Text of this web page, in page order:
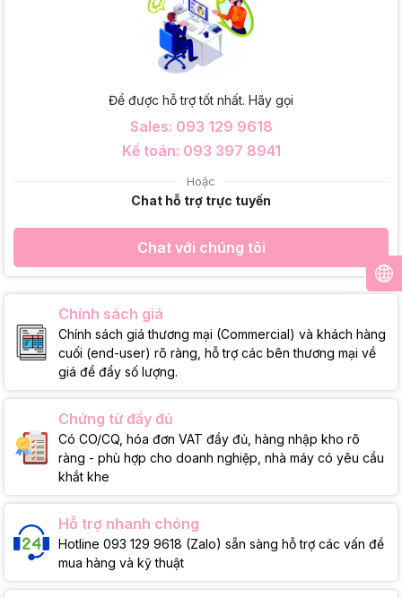
Để được hỗ trợ tốt nhất. Hãy gọi
Sales: 093 129 9618
Kế toán: 093 397 8941
Hoặc
Chat hỗ trợ trực tuyến
Chat với chúng tôi
Chính sách giá
Chính sách giá thương mại (Commercial) và khách hàng
cuối (end-user) rõ ràng, hỗ trợ các bên thương mại về
giá để đẩy số lượng.
Chứng từ đầy đủ
Có CO/CQ, hóa đơn VAT đầy đủ, hàng nhập kho rõ
ràng - phù hợp cho doanh nghiệp, nhà máy có yêu cầu
khắt khe
Hỗ trợ nhanh chóng
Hotline 093 129 9618 (Zalo) sẵn sàng hỗ trợ các vấn đề
mua hàng và kỹ thuật